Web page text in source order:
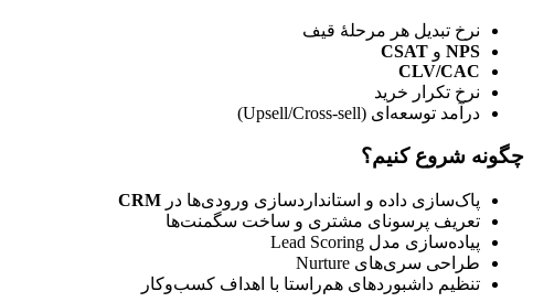
نرخ تبدیل هر مرحلهٔ قیف
NPS و CSAT
CLV/CAC
نرخ تکرار خرید
درآمد توسعه‌ای (Upsell/Cross-sell)
چگونه شروع کنیم؟
پاک‌سازی داده و استانداردسازی ورودی‌ها در
CRM
تعریف پرسونای مشتری و ساخت سگمنت‌ها
پیاده‌سازی مدل Lead Scoring
طراحی سری‌های Nurture
تنظیم داشبوردهای هم‌راستا با اهداف کسب‌وکار